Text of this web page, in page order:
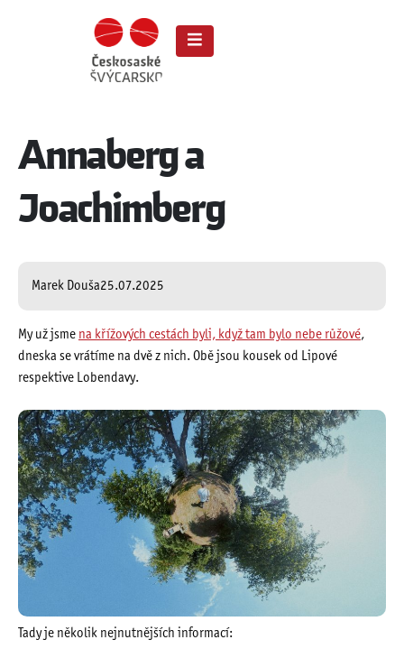
Annaberg a
Joachimberg
Marek Douša25.07.2025
My už jsme na křížových cestách byli, když tam bylo nebe růžové,
dneska se vrátíme na dvě z nich. Obě jsou kousek od Lipové
respektive Lobendavy.
Tady je několik nejnutnějších informací: